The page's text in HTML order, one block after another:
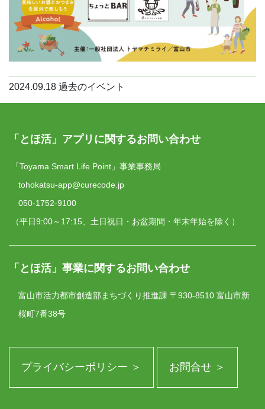
2024.09.18 過去のイベント
「とほ活」アプリに関するお問い合わせ
「Toyama Smart Life Point」事業事務局
tohokatsu-app@curecode.jp
050-1752-9100
（平日9:00～17:15、土日祝日・お盆期間・年末年始を除く）
「とほ活」事業に関するお問い合わせ
富山市活力都市創造部まちづくり推進課 〒930-8510 富山市新
桜町7番38号
プライバシーポリシー ＞ お問合せ ＞